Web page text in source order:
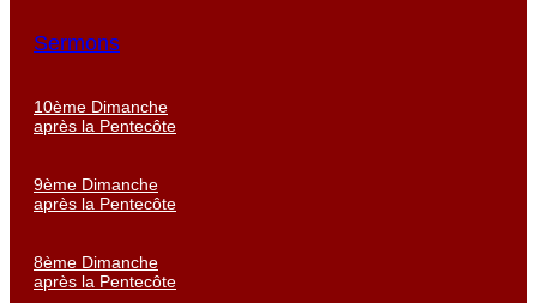
Sermons
10ème Dimanche
après la Pentecôte
9ème Dimanche
après la Pentecôte
8ème Dimanche
après la Pentecôte